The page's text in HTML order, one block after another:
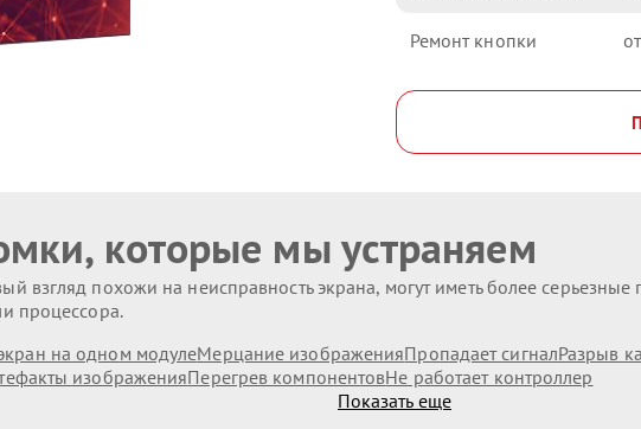
Ремонт кнопки
которые мы устраняем
взгляд похожи на неисправность экрана, могут иметь более
процессора.
на одном модулеМерцание изображенияПропадает сигналРазрыв
изображенияПерегрев компонентовНе работает контроллер
Показать еще